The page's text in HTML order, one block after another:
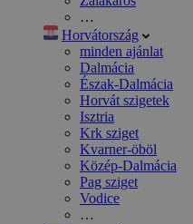
…
Horvátország
minden ajánlat
Dalmácia
Észak-Dalmácia
Horvát szigetek
Isztria
Krk sziget
Kvarner-öböl
Közép-Dalmácia
Pag sziget
Vodice
…